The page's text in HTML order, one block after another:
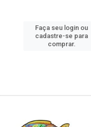
Faça seu login ou
cadastre-se para
comprar.